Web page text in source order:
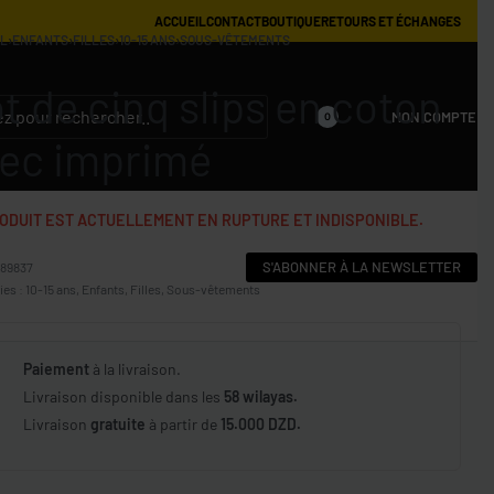
ACCUEILCONTACTBOUTIQUERETOURS ET ÉCHANGES
0 MON COMPTE
S'ABONNER À LA NEWSLETTER
›ENFANTS›FILLES›10-15 ANS›SOUS-VÊTEMENTS
de cinq slips en coton
EST ACTUELLEMENT EN RUPTURE ET INDISPONIBLE.
:
10-15 ans Enfants Filles Sous-vêtements
Paiement à la livraison.
Livraison disponible dans les 58 wilayas.
Livraison gratuite à partir de 15.000 DZD.